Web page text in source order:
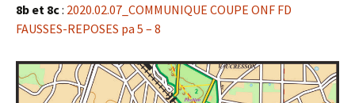
8b et 8c: 2020.02.07_COMMUNIQUE COUPE ONF FD
FAUSSES-REPOSES pa 5 – 8